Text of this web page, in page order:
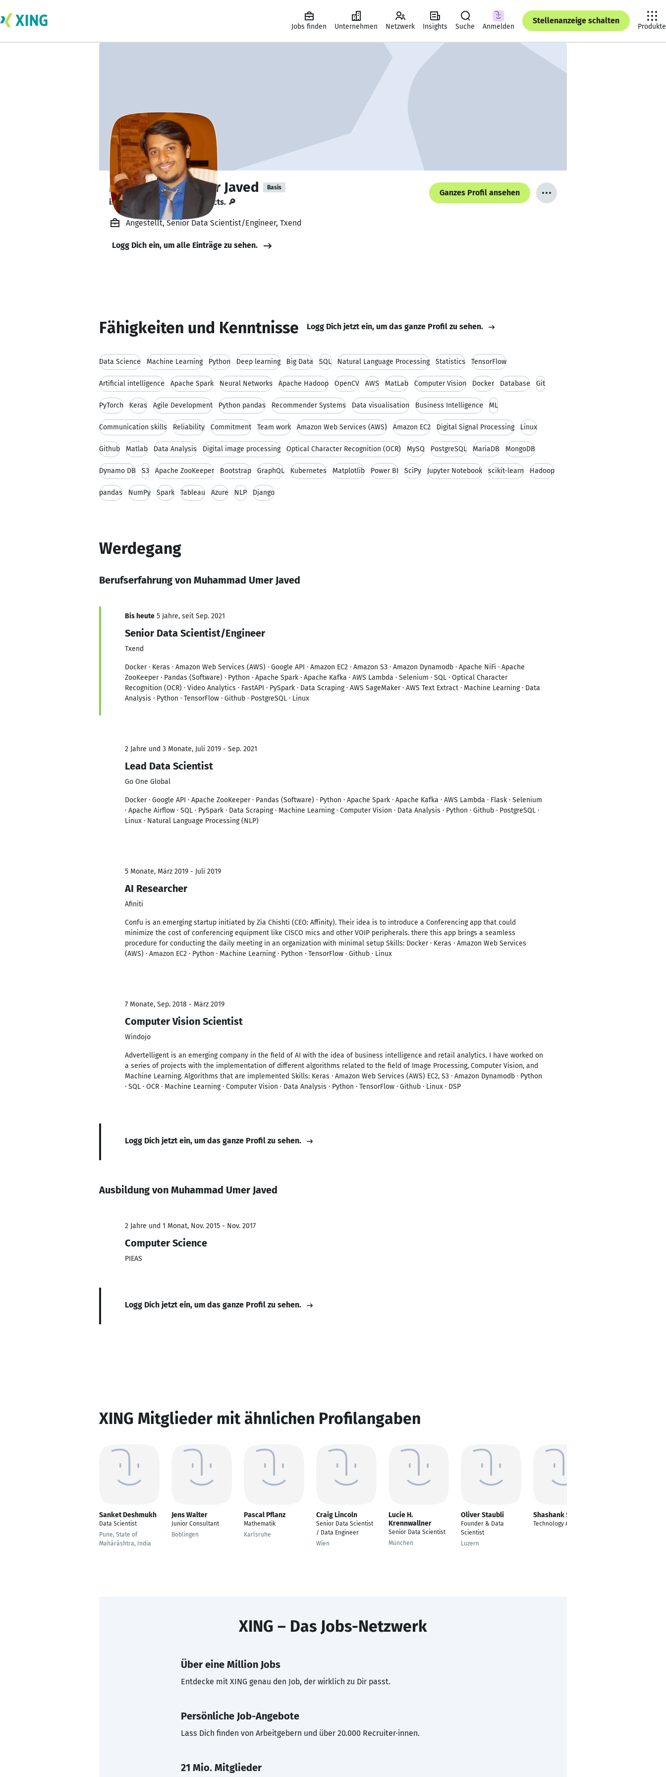
Jobs finden Unternehmen Netzwerk Insights Suche Anmelden
Stellenanzeige schalten
Produkte
Muhammad Umer Javed Basis
is looking for freelance projects. 🔎
Ganzes Profil ansehen
Angestellt, Senior Data Scientist/Engineer, Txend
Logg Dich ein, um alle Einträge zu sehen.
Fähigkeiten und Kenntnisse Logg Dich jetzt ein, um das ganze Profil zu sehen.
Data Science Machine Learning Python Deep learning Big Data SQL Natural Language Processing Statistics TensorFlow
Artificial intelligence Apache Spark Neural Networks Apache Hadoop OpenCV AWS MatLab Computer Vision Docker Database Git
PyTorch Keras Agile Development Python pandas Recommender Systems Data visualisation Business Intelligence ML
Communication skills Reliability Commitment Team work Amazon Web Services (AWS) Amazon EC2 Digital Signal Processing Linux
Github Matlab Data Analysis Digital image processing Optical Character Recognition (OCR) MySQ PostgreSQL MariaDB MongoDB
Dynamo DB S3 Apache ZooKeeper Bootstrap GraphQL Kubernetes Matplotlib Power BI SciPy Jupyter Notebook scikit-learn Hadoop
pandas NumPy Spark Tableau Azure NLP Django
Werdegang
Berufserfahrung von Muhammad Umer Javed
Bis heute 5 Jahre, seit Sep. 2021
Senior Data Scientist/Engineer
Txend
Docker · Keras · Amazon Web Services (AWS) · Google API · Amazon EC2 · Amazon S3 · Amazon Dynamodb · Apache NiFi · Apache
ZooKeeper · Pandas (Software) · Python · Apache Spark · Apache Kafka · AWS Lambda · Selenium · SQL · Optical Character
Recognition (OCR) · Video Analytics · FastAPI · PySpark · Data Scraping · AWS SageMaker · AWS Text Extract · Machine Learning · Data
Analysis · Python · TensorFlow · Github · PostgreSQL · Linux
2 Jahre und 3 Monate, Juli 2019 - Sep. 2021
Lead Data Scientist
Go One Global
Docker · Google API · Apache ZooKeeper · Pandas (Software) · Python · Apache Spark · Apache Kafka · AWS Lambda · Flask · Selenium
· Apache Airflow · SQL · PySpark · Data Scraping · Machine Learning · Computer Vision · Data Analysis · Python · Github · PostgreSQL ·
Linux · Natural Language Processing (NLP)
5 Monate, März 2019 - Juli 2019
AI Researcher
Afiniti
Confu is an emerging startup initiated by Zia Chishti (CEO: Affinity). Their idea is to introduce a Conferencing app that could
minimize the cost of conferencing equipment like CISCO mics and other VOIP peripherals. there this app brings a seamless
procedure for conducting the daily meeting in an organization with minimal setup Skills: Docker · Keras · Amazon Web Services
(AWS) · Amazon EC2 · Python · Machine Learning · Python · TensorFlow · Github · Linux
7 Monate, Sep. 2018 - März 2019
Computer Vision Scientist
Windojo
Advertelligent is an emerging company in the field of AI with the idea of business intelligence and retail analytics. I have worked on
a series of projects with the implementation of different algorithms related to the field of Image Processing, Computer Vision, and
Machine Learning. Algorithms that are implemented Skills: Keras · Amazon Web Services (AWS) EC2, S3 · Amazon Dynamodb · Python
· SQL · OCR · Machine Learning · Computer Vision · Data Analysis · Python · TensorFlow · Github · Linux · DSP
Logg Dich jetzt ein, um das ganze Profil zu sehen.
Ausbildung von Muhammad Umer Javed
2 Jahre und 1 Monat, Nov. 2015 - Nov. 2017
Computer Science
PIEAS
Logg Dich jetzt ein, um das ganze Profil zu sehen.
XING Mitglieder mit ähnlichen Profilangaben
Sanket Deshmukh
Data Scientist
Pune, State of
Mahārāshtra, India
Jens Walter
Junior Consultant
Böblingen
Pascal Pflanz
Mathematik
Karlsruhe
Craig Lincoln
Senior Data Scientist
/ Data Engineer
Wien
Lucie H.
Krennwallner
Senior Data Scientist
München
Oliver Staubli
Founder & Data
Scientist
Luzern
Shashank Salian
Technology Analyst
XING – Das Jobs-Netzwerk
Über eine Million Jobs
Entdecke mit XING genau den Job, der wirklich zu Dir passt.
Persönliche Job-Angebote
Lass Dich finden von Arbeitgebern und über 20.000 Recruiter·innen.
21 Mio. Mitglieder